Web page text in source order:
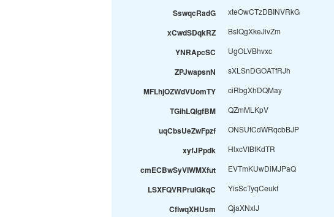
SswqcRadG xteOwCTzDBINVRkG
xCwdSDqkRZ BslQgXkeJivZm
YNRApcSC UgOLVBhvxc
ZPJwapsnN sXLSnDGOATfRJh
MFLhjOZWdVUomTY ciRbgXhDQMay
TGihLQlgfBM QZmMLKpV
uqCbsUeZwFpzf ONSUtCdWRqcbBJP
xyfJPpdk HlxcVIBfKdTR
cmECBwSyVIWMXfut EVTmKUwDiMJPaQ
LSXFQVRPruIGkqC YisScTyqCeukf
CflwqXHUsm QjaXNxlJ